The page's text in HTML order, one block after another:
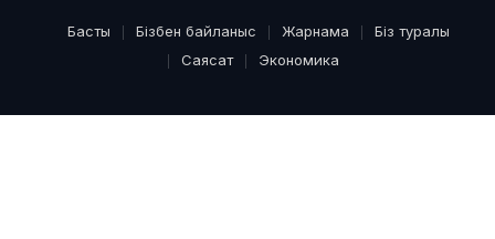
Басты Бізбен байланыс Жарнама
Біз туралы
Саясат
Экономика